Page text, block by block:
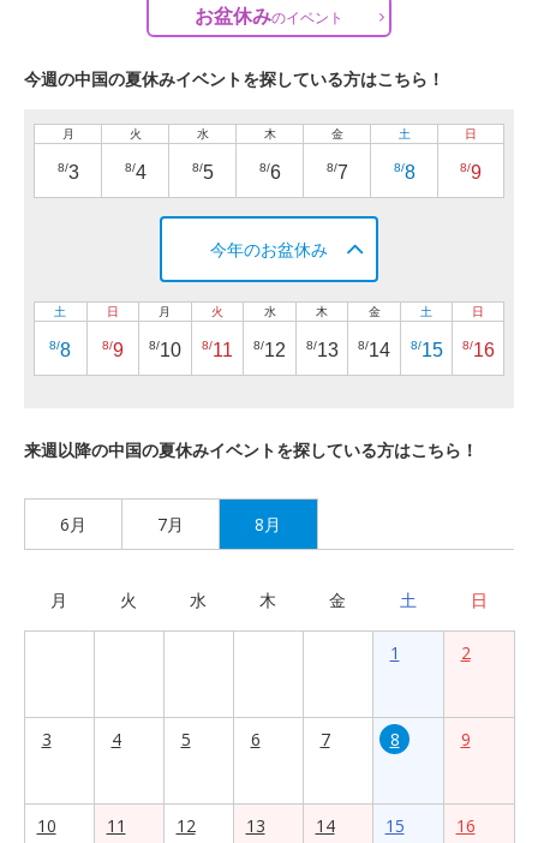
お盆休みのイベント
今週の中国の夏休みイベントを探している方はこちら！
月
8/3
火
8/4
水
8/5
木
8/6
金
8/7
土
8/8
日
8/9
今年のお盆休み
土
8/8
日
8/9
月
8/10
火
8/11
水
8/12
木
8/13
金
8/14
土
8/15
日
8/16
来週以降の中国の夏休みイベントを探している方はこちら！
6月 7月 8月
月 火 水 木 金 土 日
1 2
3 4 5 6 7 8 9
10
11
12
13
14
15
16